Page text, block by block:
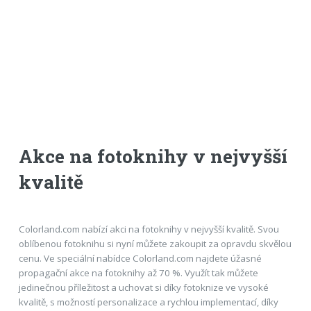
Akce na fotoknihy v nejvyšší
kvalitě
Colorland.com nabízí akci na fotoknihy v nejvyšší kvalitě. Svou
oblíbenou fotoknihu si nyní můžete zakoupit za opravdu skvělou
cenu. Ve speciální nabídce Colorland.com najdete úžasné
propagační akce na fotoknihy až 70 %. Využít tak můžete
jedinečnou příležitost a uchovat si díky fotoknize ve vysoké
kvalitě, s možností personalizace a rychlou implementací, díky